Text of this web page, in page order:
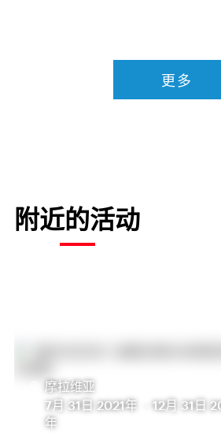
更多
附近的活动
摩拉维亚
7月 31日 2021年
12月 31日
年